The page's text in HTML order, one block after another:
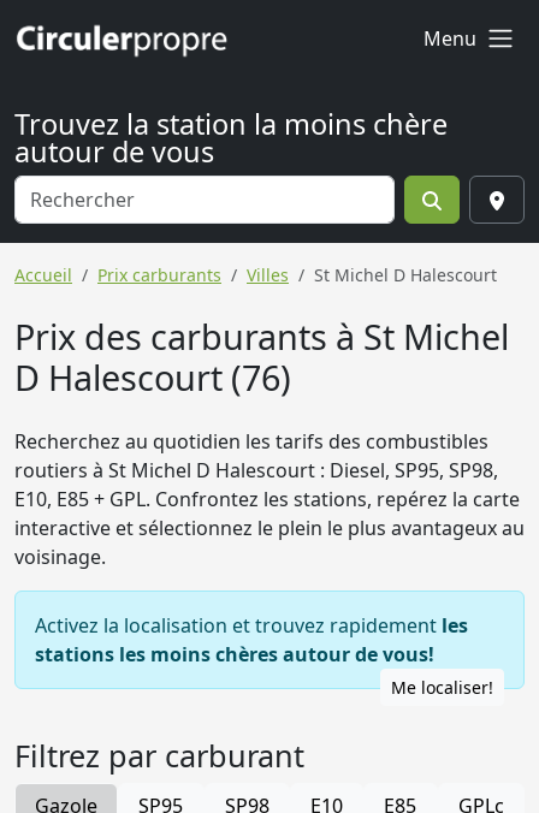
Menu
Trouvez la station la moins chère
autour de vous
Accueil Prix carburants Villes St Michel D Halescourt
Prix des carburants à St Michel
D Halescourt (76)
Recherchez au quotidien les tarifs des combustibles
routiers à St Michel D Halescourt : Diesel, SP95, SP98,
E10, E85 + GPL. Confrontez les stations, repérez la carte
interactive et sélectionnez le plein le plus avantageux au
voisinage.
Activez la localisation et trouvez rapidement les
stations les moins chères autour de vous!
Me localiser!
Filtrez par carburant
Gazole SP95 SP98 E10 E85 GPLc